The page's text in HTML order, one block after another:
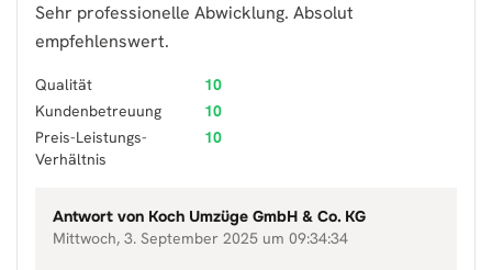
Sehr professionelle Abwicklung. Absolut
empfehlenswert.
Qualität
10
Kundenbetreuung
10
Preis-Leistungs-
Verhältnis
10
Antwort von Koch Umzüge GmbH & Co. KG
Mittwoch, 3. September 2025 um 09:34:34